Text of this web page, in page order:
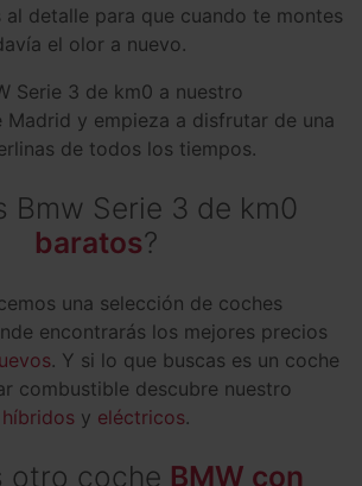
detalle para que cuando te montes
el olor a nuevo.
Serie 3 de km0 a nuestro
Madrid y empieza a disfrutar de una
de todos los tiempos.
Bmw Serie 3 de km0
baratos?
una selección de coches
encontrarás los mejores precios
. Y si lo que buscas es un coche
combustible descubre nuestro
híbridos y eléctricos.
otro coche BMW con